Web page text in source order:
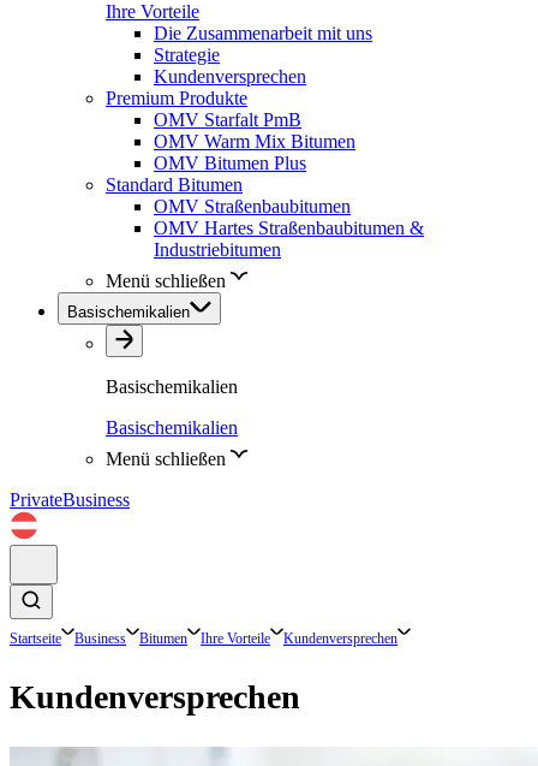
Ihre Vorteile
Die Zusammenarbeit mit uns
Strategie
Kundenversprechen
Premium Produkte
OMV Starfalt PmB
OMV Warm Mix Bitumen
OMV Bitumen Plus
Standard Bitumen
OMV Straßenbaubitumen
OMV Hartes Straßenbaubitumen &
Industriebitumen
Menü schließen
Basischemikalien
Basischemikalien
Basischemikalien
Menü schließen
PrivateBusiness
Startseite Business Bitumen Ihre Vorteile Kundenversprechen
Kundenversprechen